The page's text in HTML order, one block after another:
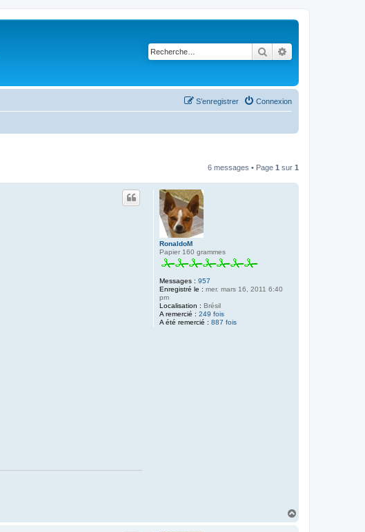
Rechercher
Connexion
S’enregistrer
6 messages • Page 1 sur 1
RonaldoM
Papier 160 grammes
Messages : 957
Enregistré le : mer. mars 16, 2011 6:40
pm
Localisation : Brésil
A remercié : 249 fois
A été remercié : 887 fois